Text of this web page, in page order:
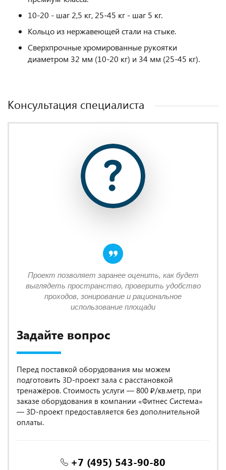
10-20 - шаг 2,5 кг, 25-45 кг - шаг 5 кг.
Кольцо из нержавеющей стали на стыке.
Сверхпрочные хромированные рукоятки
диаметром 32 мм (10-20 кг) и 34 мм (25-45 кг).
Консультация специалиста
Задайте вопрос
Перед поставкой оборудования мы можем
подготовить 3D-проект зала с расстановкой
тренажёров. Стоимость услуги — 800 ₽/кв.метр, при
заказе оборудования в компании «Фитнес Система»
— 3D-проект предоставляется без дополнительной
оплаты.
+7 (495) 543-90-80
Проект позволяет заранее оценить, как будет
выглядеть пространство, проверить удобство
проходов, зонирование и рациональное
использование площади